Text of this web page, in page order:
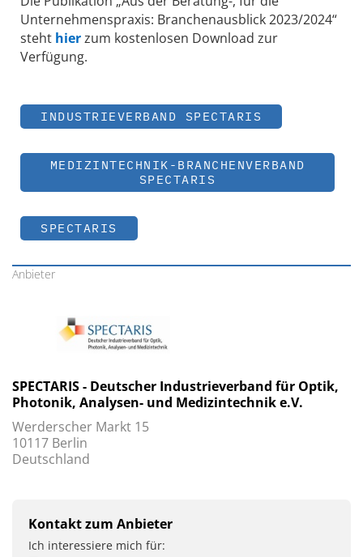
Unternehmenspraxis: Branchenausblick 2023/2024“
steht hierzum kostenlosen Download zur
Verfügung.
INDUSTRIEVERBAND SPECTARIS
MEDIZINTECHNIK-BRANCHENVERBAND
SPECTARIS
SPECTARIS
Anbieter
SPECTARIS - Deutscher Industrieverband für Optik,
Photonik, Analysen- und Medizintechnik e.V.
Werderscher Markt 15
10117 Berlin
Deutschland
Kontakt zum Anbieter
Ich interessiere mich für: